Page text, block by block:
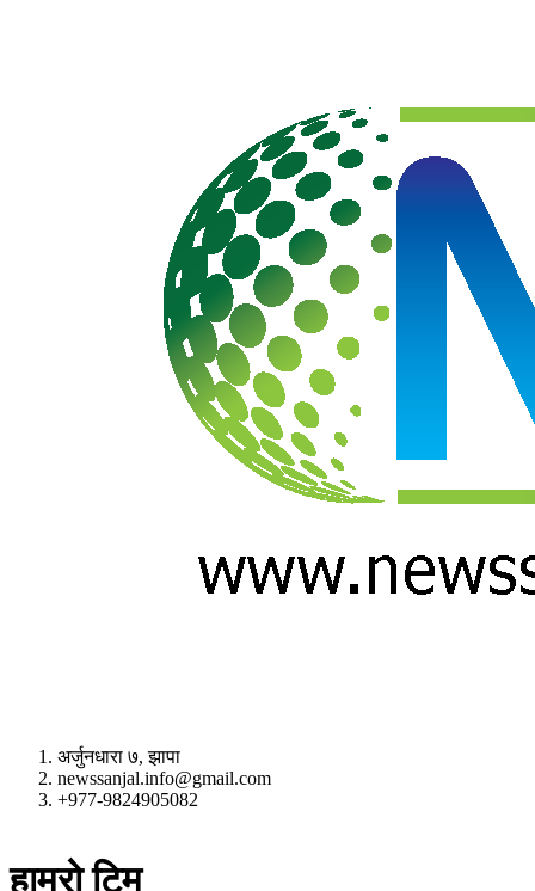
अर्जुनधारा ७, झापा
newssanjal.info@gmail.com
+977-9824905082
b88 slot
s77 resmi
हाम्रो टिम